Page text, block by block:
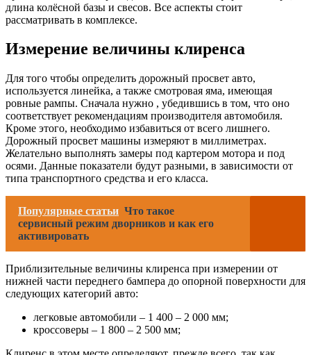
длина колёсной базы и свесов. Все аспекты стоит
рассматривать в комплексе.
Измерение величины клиренса
Для того чтобы определить дорожный просвет авто,
используется линейка, а также смотровая яма, имеющая
ровные рампы. Сначала нужно , убедившись в том, что оно
соответствует рекомендациям производителя автомобиля.
Кроме этого, необходимо избавиться от всего лишнего.
Дорожный просвет машины измеряют в миллиметрах.
Желательно выполнять замеры под картером мотора и под
осями. Данные показатели будут разными, в зависимости от
типа транспортного средства и его класса.
Популярные статьи Что такое
сервисный режим дворников и как его
активировать
Приблизительные величины клиренса при измерении от
нижней части переднего бампера до опорной поверхности для
следующих категорий авто:
легковые автомобили – 1 400 – 2 000 мм;
кроссоверы – 1 800 – 2 500 мм;